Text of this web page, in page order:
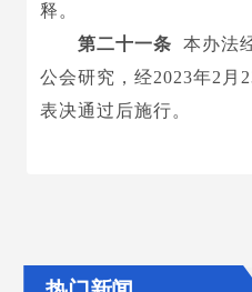
释。
第二十一条
本办法
公会研究，经2023年2 月
表决通过后施行。